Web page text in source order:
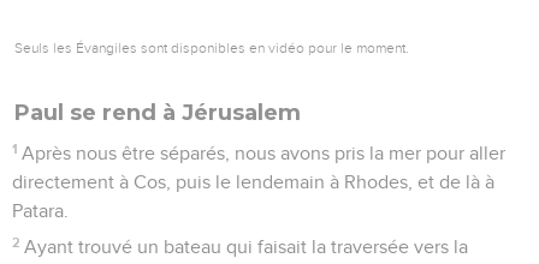
Seuls les Évangiles sont disponibles en vidéo pour le moment.
Paul se rend à Jérusalem
1 Après nous être séparés, nous avons pris la mer pour aller
directement à Cos, puis le lendemain à Rhodes, et de là à
Patara.
2 Ayant trouvé un bateau qui faisait la traversée vers la